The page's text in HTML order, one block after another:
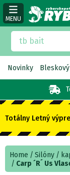
MENU
Novinky
Totálny Letný
Home Silóny
Carp ´R´ Us